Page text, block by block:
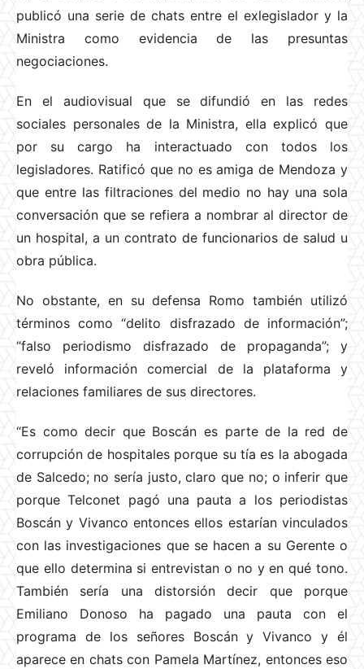
publicó una serie de chats entre el exlegislador y la
Ministra como evidencia de las presuntas
negociaciones.
En el audiovisual que se difundió en las redes
sociales personales de la Ministra, ellaexplicó que
por su cargo ha interactuado con todos los
legisladores. Ratificó que no es amiga de Mendoza y
que entre las filtraciones del medio no hay una sola
conversación que se refiera a nombrar al director de
un hospital, a un contrato de funcionarios de salud u
obra pública.
No obstante, en su defensa Romo también utilizó
términos como “delito disfrazado de información”;
“falso periodismo disfrazado de propaganda”; y
reveló información comercial de la plataforma y
relaciones familiares de sus directores.
“Es como decir que Boscán es parte de la red de
corrupción de hospitales porque su tía es la abogada
de Salcedo; no sería justo, claro que no; o inferir que
porque Telconet pagó una pauta a los periodistas
Boscán y Vivanco entonces ellos estarían vinculados
con las investigaciones que se hacen a su Gerente o
que ello determina si entrevistan o no y en qué tono.
También sería una distorsión decir que porque
Emiliano Donoso ha pagado una pauta con el
programa de los señores Boscán y Vivanco y él
aparece en chats con Pamela Martínez, entonces eso